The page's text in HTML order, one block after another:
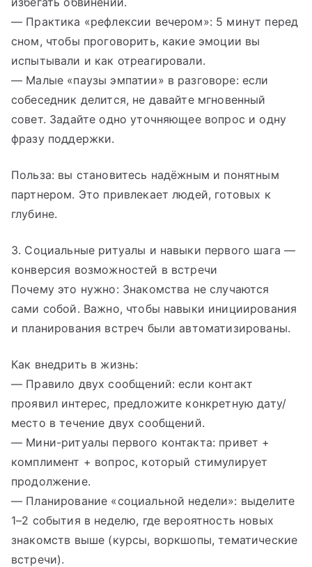
— Практика «рефлексии вечером»: 5 минут перед
сном, чтобы проговорить, какие эмоции вы
испытывали и как отреагировали.
— Малые «паузы эмпатии» в разговоре: если
собеседник делится, не давайте мгновенный
совет. Задайте одно уточняющее вопрос и одну
фразу поддержки.
Польза: вы становитесь надёжным и понятным
партнером. Это привлекает людей, готовых к
глубине.
3. Социальные ритуалы и навыки первого шага —
конверсия возможностей в встречи
Почему это нужно: Знакомства не случаются
сами собой. Важно, чтобы навыки инициирования
и планирования встреч были автоматизированы.
Как внедрить в жизнь:
— Правило двух сообщений: если контакт
проявил интерес, предложите конкретную дату/
место в течение двух сообщений.
— Мини-ритуалы первого контакта: привет +
комплимент + вопрос, который стимулирует
продолжение.
— Планирование «социальной недели»: выделите
1–2 события в неделю, где вероятность новых
знакомств выше (курсы, воркшопы, тематические
встречи).